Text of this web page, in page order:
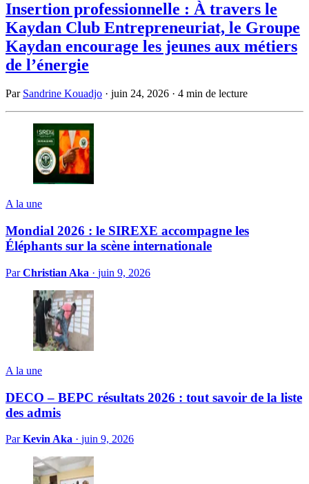
Insertion professionnelle : À travers le
Kaydan Club Entrepreneuriat, le Groupe
Kaydan encourage les jeunes aux métiers
de l’énergie
Par Sandrine Kouadjo · juin 24, 2026 · 4 min de lecture
A la une
Mondial 2026 : le SIREXE accompagne les
Éléphants sur la scène internationale
ParChristian Aka · juin 9, 2026
A la une
DECO – BEPC résultats 2026 : tout savoir de la liste
des admis
ParKevin Aka · juin 9, 2026